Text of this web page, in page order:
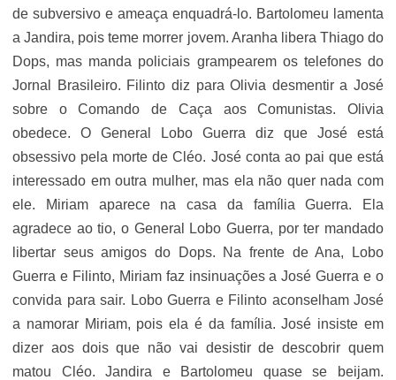
de subversivo e ameaça enquadrá-lo. Bartolomeu lamenta
a Jandira, pois teme morrer jovem. Aranha libera Thiago do
Dops, mas manda policiais grampearem os telefones do
Jornal Brasileiro. Filinto diz para Olivia desmentir a José
sobre o Comando de Caça aos Comunistas. Olivia
obedece. O General Lobo Guerra diz que José está
obsessivo pela morte de Cléo. José conta ao pai que está
interessado em outra mulher, mas ela não quer nada com
ele. Miriam aparece na casa da família Guerra. Ela
agradece ao tio, o General Lobo Guerra, por ter mandado
libertar seus amigos do Dops. Na frente de Ana, Lobo
Guerra e Filinto, Miriam faz insinuações a José Guerra e o
convida para sair. Lobo Guerra e Filinto aconselham José
a namorar Miriam, pois ela é da família. José insiste em
dizer aos dois que não vai desistir de descobrir quem
matou Cléo. Jandira e Bartolomeu quase se beijam.